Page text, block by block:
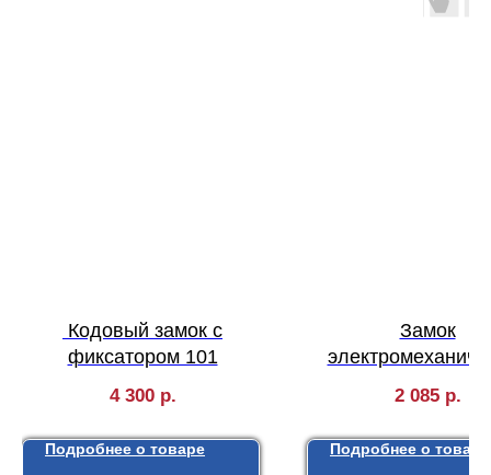
Кодовый замок с
фиксатором 101
4 300 р.
Подробнее о товаре
Замок
"Vantage"
(черный)
2 085 р.
Подробнее о товаре